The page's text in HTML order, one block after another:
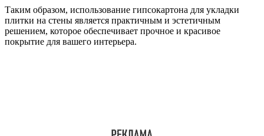
Таким образом, использование гипсокартона для укладки
плитки на стены является практичным и эстетичным
решением, которое обеспечивает прочное и красивое
покрытие для вашего интерьера.